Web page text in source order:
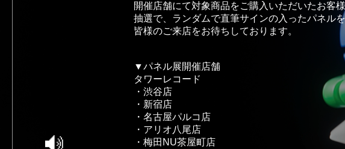
開催店舗にて対象商品をご購入いただいたお客
抽選で、ランダムで直筆サインの入ったパネル
皆様のご来店をお待ちしております。
▼パネル展開催店舗
タワーレコード
・渋谷店
・新宿店
・名古屋パルコ店
・アリオ八尾店
・梅田NU茶屋町店